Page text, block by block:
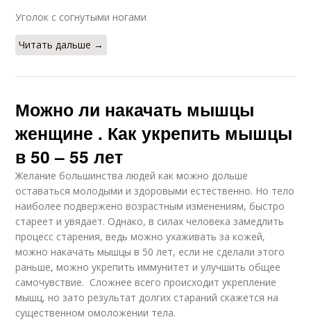
Уголок с согнутыми ногами
Читать дальше →
Можно ли накачать мышцы
женщине . Как укрепить мышцы
в 50 – 55 лет
Желание большинства людей как можно дольше
оставаться молодыми и здоровыми естественно. Но тело
наиболее подвержено возрастным изменениям, быстро
стареет и увядает. Однако, в силах человека замедлить
процесс старения, ведь можно ухаживать за кожей,
можно накачать мышцы в 50 лет, если не сделали этого
раньше, можно укрепить иммунитет и улучшить общее
самочувствие. Сложнее всего происходит укрепление
мышц, но зато результат долгих стараний скажется на
существенном омоложении тела.